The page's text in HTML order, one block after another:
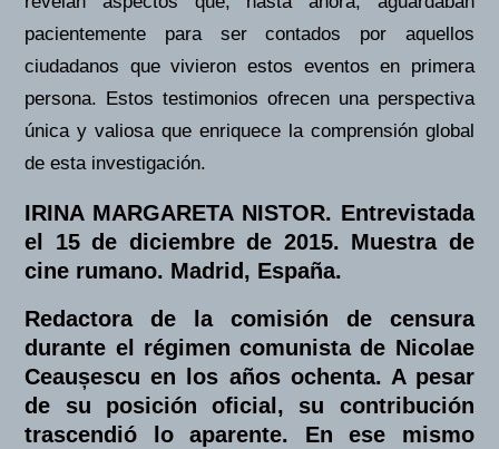
pacientemente para ser contados por aquellos
ciudadanos que vivieron estos eventos en primera
persona. Estos testimonios ofrecen una perspectiva
única y valiosa que enriquece la comprensión global
de esta investigación.
IRINA MARGARETA NISTOR. Entrevistada
el 15 de diciembre de 2015. Muestra de
cine rumano. Madrid, España.
Redactora de la comisión de censura
durante el régimen comunista de Nicolae
Ceaușescu en los años ochenta. A pesar
de su posición oficial, su contribución
trascendió lo aparente. En ese mismo